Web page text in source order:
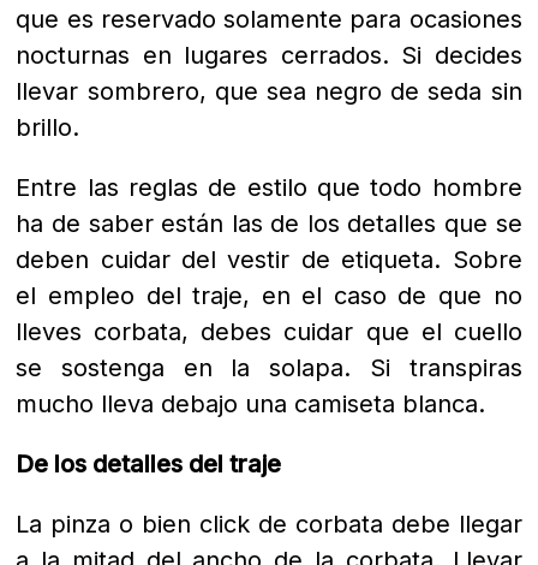
que es reservado solamente para ocasiones
nocturnas en lugares cerrados. Si decides
llevar sombrero, que sea negro de seda sin
brillo.
Entre las reglas de estilo que todo hombre
ha de saber están las de los detalles que se
deben cuidar del vestir de etiqueta. Sobre
el empleo del traje, en el caso de que no
lleves corbata, debes cuidar que el cuello
se sostenga en la solapa. Si transpiras
mucho lleva debajo una camiseta blanca.
De los detalles del traje
La pinza o bien click de corbata debe llegar